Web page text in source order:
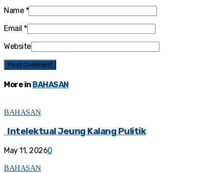
Name *
Email *
Website
More in BAHASAN
BAHASAN
Intelektual Jeung Kalang Pulitik
May 11, 20260
BAHASAN